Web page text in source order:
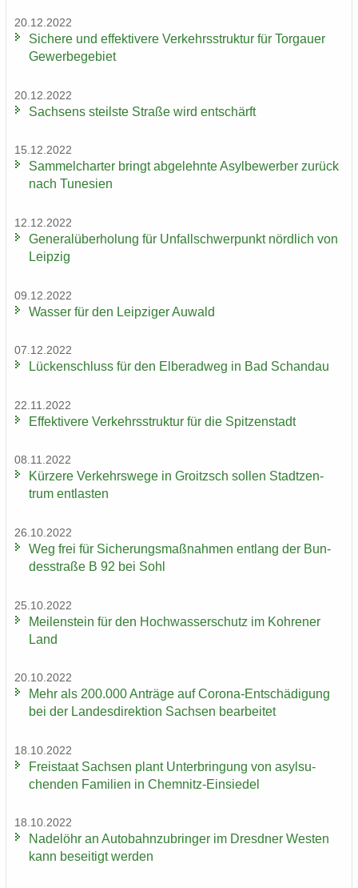
20.12.2022
Si­che­re und ef­fek­ti­ve­re Ver­kehrs­struk­tur für Tor­gau­er
Ge­wer­be­ge­biet
20.12.2022
Sach­sens steils­te Stra­ße wird ent­schärft
15.12.2022
Sam­mel­char­ter bringt ab­ge­lehn­te Asyl­be­wer­ber zu­rück
nach Tu­ne­si­en
12.12.2022
Ge­ne­ral­über­ho­lung für Un­fall­schwer­punkt nörd­lich von
Leip­zig
09.12.2022
Was­ser für den Leip­zi­ger Au­wald
07.12.2022
Lü­cken­schluss für den El­be­rad­weg in Bad Schand­au
22.11.2022
Ef­fek­ti­ve­re Ver­kehrs­struk­tur für die Spit­zen­stadt
08.11.2022
Kür­ze­re Ver­kehrs­we­ge in Groitzsch sol­len Stadt­zen­
trum ent­las­ten
26.10.2022
Weg frei für Si­che­rungs­maß­nah­men ent­lang der Bun­
des­stra­ße B 92 bei Sohl
25.10.2022
Mei­len­stein für den Hoch­was­ser­schutz im Koh­re­ner
Land
20.10.2022
Mehr als 200.000 An­trä­ge auf Corona-​Entschädigung
bei der Lan­des­di­rek­ti­on Sach­sen be­ar­bei­tet
18.10.2022
Frei­staat Sach­sen plant Un­ter­brin­gung von asyl­su­
chen­den Fa­mi­li­en in Chemnitz-​Einsiedel
18.10.2022
Na­del­öhr an Au­to­bahn­zu­brin­ger im Dresd­ner Wes­ten
kann be­sei­tigt wer­den